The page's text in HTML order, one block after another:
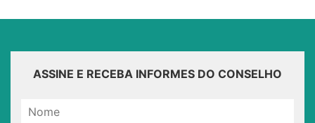
ASSINE E RECEBA INFORMES DO CONSELHO